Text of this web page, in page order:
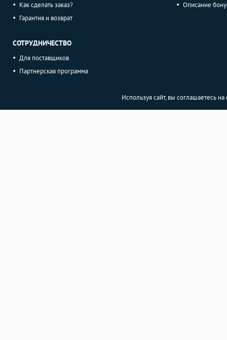
Как сделать заказ?
Гарантия и возврат
СОТРУДНИЧЕСТВО
Для поставщиков
Партнерская программа
Описание
Используя сайт, вы соглашаетесь